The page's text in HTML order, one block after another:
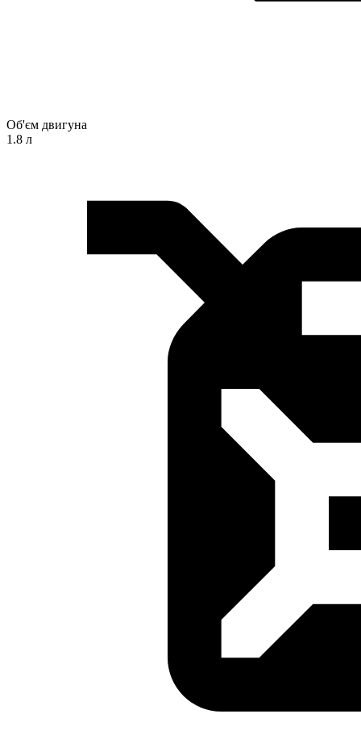
Об'єм двигуна
1.8 л